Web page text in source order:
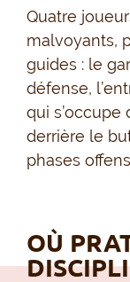
Quatre
malvoyants,
guides : le
défense,
qui s’occupe
derrière le
phases
OÙ